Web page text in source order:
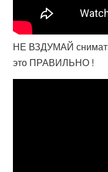
НЕ ВЗДУМАЙ
это ПРАВИЛЬНО !